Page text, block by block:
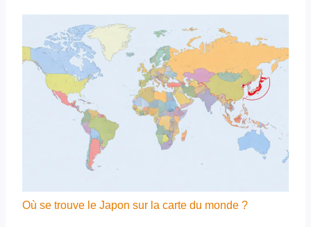
Où se trouve le Japon sur la carte du monde ?